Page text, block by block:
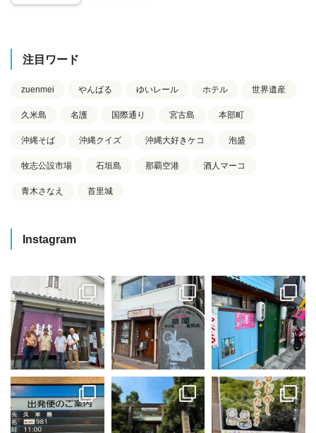
注目ワード
zuenmei やんばる ゆいレール ホテル 世界遺産
久米島 名護 国際通り 宮古島 本部町
沖縄そば 沖縄クイズ 沖縄大好きケコ 泡盛
牧志公設市場 石垣島 那覇空港 酒人マーコ
青木さなえ 首里城
Instagram